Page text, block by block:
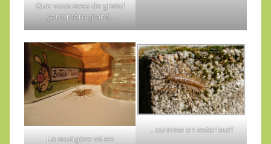
Que vous avez de grand
yeux mère grand…
La scutigère vit en
… comme en exterieur!